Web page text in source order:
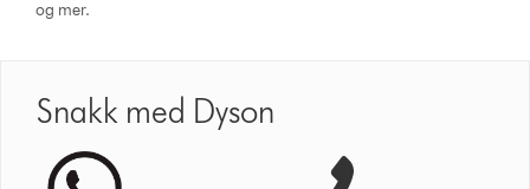
og mer.
Snakk med Dyson